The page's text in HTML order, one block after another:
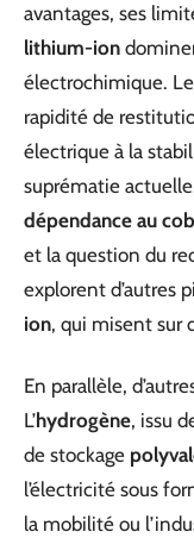
avantages, ses
lithium-ion
électrochimique.
rapidité de
électrique à la
suprématie
dépendance au
et la question du
explorent d’autres
ion, qui misent sur
En parallèle,
L’hydrogène, issu
de stockage
l’électricité sous
la mobilité ou